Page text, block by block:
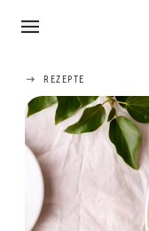
REZEPTE